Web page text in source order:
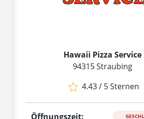
Hawaii Pizza Service
94315 Straubing
4.43 / 5 Sternen
Öffnungszeit: